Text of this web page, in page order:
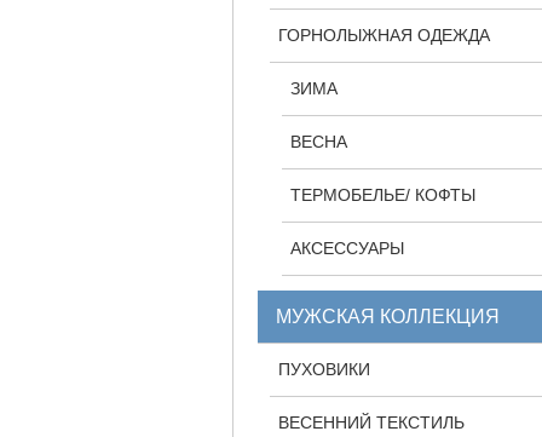
ГОРНОЛЫЖНАЯ ОДЕЖДА
ЗИМА
ВЕСНА
ТЕРМОБЕЛЬЕ/ КОФТЫ
АКСЕССУАРЫ
МУЖСКАЯ КОЛЛЕКЦИЯ
ПУХОВИКИ
ВЕСЕННИЙ ТЕКСТИЛЬ